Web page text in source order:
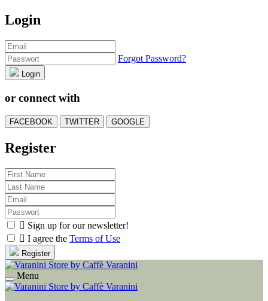
Login
Forgot Password?
Login
or connect with
FACEBOOK TWITTER GOOGLE
Register
 Sign up for our newsletter!
 I agree the Terms of Use
Register
Menu